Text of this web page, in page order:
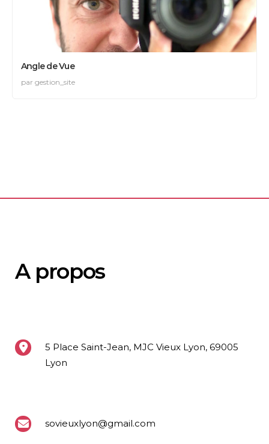
Angle de Vue
par gestion_site
A propos
5 Place Saint-Jean, MJC Vieux Lyon, 69005
Lyon
sovieuxlyon@gmail.com